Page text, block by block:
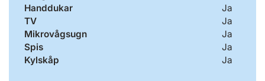
Handdukar
Ja
TV
Ja
Mikrovågsugn
Ja
Spis
Ja
Kylskåp
Ja